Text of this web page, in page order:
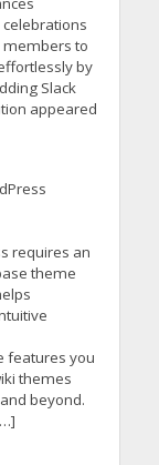
members to
by
Slack
appeared
requires an
theme
features you
themes
beyond.